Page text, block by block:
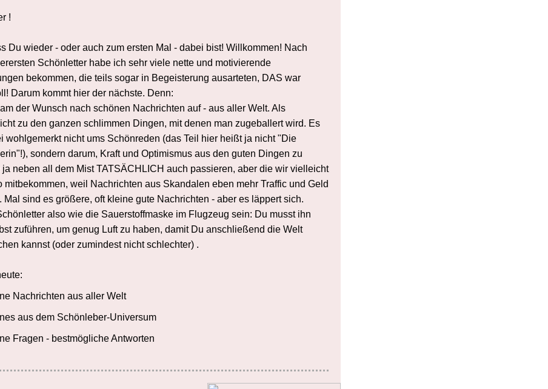
!
Du wieder - oder auch zum ersten Mal - dabei bist! Willkommen! Nach
Schönletter habe ich sehr viele nette und motivierende
bekommen, die teils sogar in Begeisterung ausarteten, DAS war
Darum kommt hier der nächste. Denn:
der Wunsch nach schönen Nachrichten auf - aus aller Welt. Als
zu den ganzen schlimmen Dingen, mit denen man zugeballert wird. Es
wohlgemerkt nicht ums Schönreden (das Teil hier heißt ja nicht "Die
sondern darum, Kraft und Optimismus aus den guten Dingen zu
neben all dem Mist TATSÄCHLICH auch passieren, aber die wir vielleicht
mitbekommen, weil Nachrichten aus Skandalen eben mehr Traffic und Geld
Mal sind es größere, oft kleine gute Nachrichten - aber es läppert sich.
also wie die Sauerstoffmaske im Flugzeug sein: Du musst ihn
zuführen, um genug Luft zu haben, damit Du anschließend die Welt
kannst (oder zumindest nicht schlechter) .
Nachrichten aus aller Welt
aus dem Schönleber-Universum
Fragen - bestmögliche Antworten